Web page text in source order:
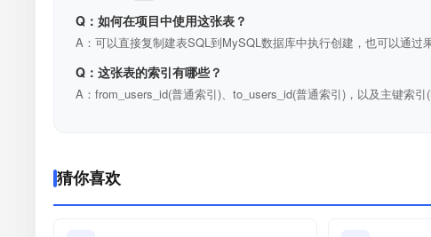
Q：如何在项目中使用这张表？
A：可以直接复制建表SQL到MySQL数据库中执行创建，也可以通过
Q：这张表的索引有哪些？
A：from_users_id(普通索引)、to_users_id(普通索引)，以及主键索引
猜你喜欢